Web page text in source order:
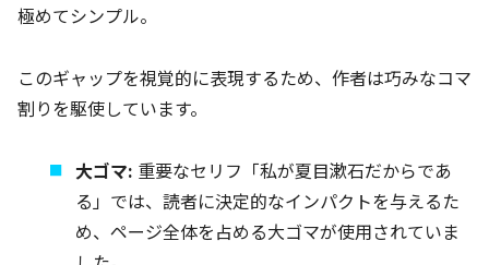
極めてシンプル。
このギャップを視覚的に表現するため、作者は巧みなコマ
割りを駆使しています。
大ゴマ: 重要なセリフ「私が夏目漱石だからであ
る」では、読者に決定的なインパクトを与えるた
め、ページ全体を占める大ゴマが使用されていま